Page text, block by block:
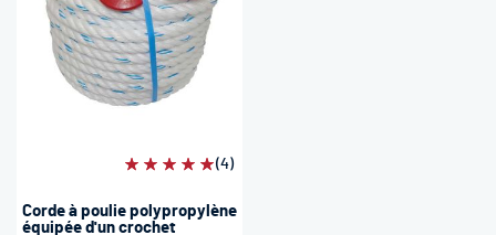
Évaluation:(4)
Corde à poulie polypropylène
équipée d'un crochet